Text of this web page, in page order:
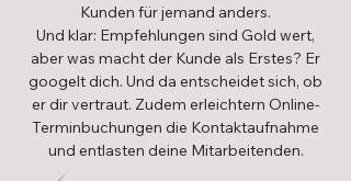
Kunden für jemand anders.
Und klar: Empfehlungen sind Gold wert,
aber was macht der Kunde als Erstes? Er
googelt dich. Und da entscheidet sich, ob
er dir vertraut. Zudem erleichtern Online-
Terminbuchungen die Kontaktaufnahme
und entlasten deine Mitarbeitenden.